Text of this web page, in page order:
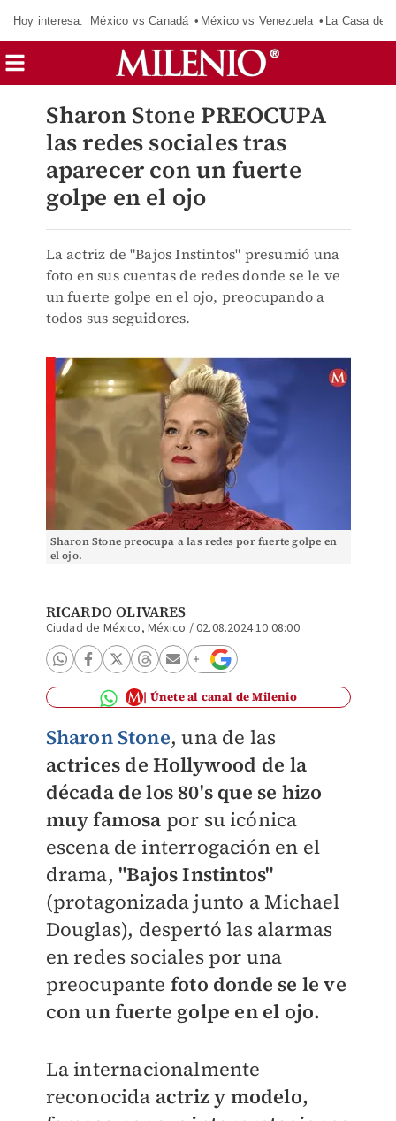
Hoy interesa: México vs Canadá México vs Venezuela La Casa de
Sharon Stone PREOCUPA
las redes sociales tras
aparecer con un fuerte
golpe en el ojo
La actriz de "Bajos Instintos" presumió una
foto en sus cuentas de redes donde se le ve
un fuerte golpe en el ojo, preocupando a
todos sus seguidores.
Sharon Stone preocupa a las redes por fuerte golpe en
el ojo.
RICARDO OLIVARES
Ciudad de México, México /02.08.2024 10:08:00
Únete al canal de Milenio
Sharon Stone, una de las
actrices de Hollywood de la
década de los 80's que se hizo
muy famosa por su icónica
escena de interrogación en el
drama, "Bajos Instintos"
(protagonizada junto a Michael
Douglas), despertó las alarmas
en redes sociales por una
preocupante foto donde se le ve
con un fuerte golpe en el ojo.
La internacionalmente
reconocida actriz y modelo,